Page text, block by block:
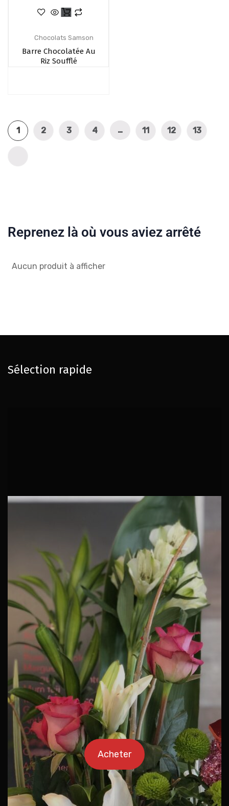
Chocolats Samson
Barre Chocolatée Au
Riz Soufflé
1 2 3 4 … 11 12 13
Reprenez là où vous aviez arrêté
Aucun produit à afficher
Sélection rapide
Acheter